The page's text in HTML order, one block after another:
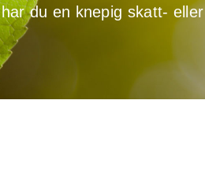
du en knepig skatt-